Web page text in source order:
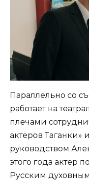
Параллельно со
работает на
плечами
актеров Таганки»
руководством
этого года актер
Русским духовным